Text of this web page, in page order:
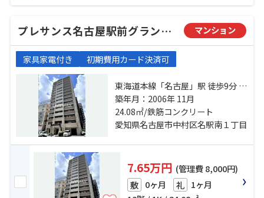
プレサンス名古屋駅前グランヴィル マンション
家具家電付き 初期費用カード決済可
東海道本線「名古屋」駅 徒歩9分 近
鉄名古屋線「近鉄名古屋」駅 徒歩9
分 名古屋市営東山線「名古屋」
駅 徒歩10分
築年月：2006年 11月
24.08㎡/鉄筋コンクリート
愛知県名古屋市中村区名駅南１丁目
7.65万円 (管理費 8,000円)
敷 0ヶ月 礼 1ヶ月